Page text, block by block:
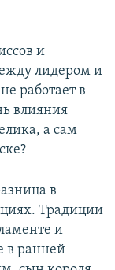
и
лидером и
работает в
влияния
а сам
в
Традиции
и
в ранней